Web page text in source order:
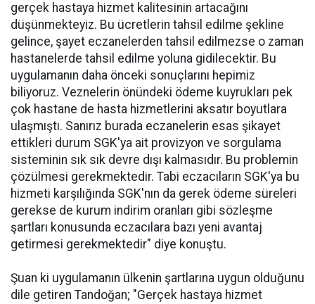
gerçek hastaya hizmet kalitesinin artacağını
düşünmekteyiz. Bu ücretlerin tahsil edilme şekline
gelince, şayet eczanelerden tahsil edilmezse o zaman
hastanelerde tahsil edilme yoluna gidilecektir. Bu
uygulamanın daha önceki sonuçlarını hepimiz
biliyoruz. Veznelerin önündeki ödeme kuyrukları pek
çok hastane de hasta hizmetlerini aksatır boyutlara
ulaşmıştı. Sanırız burada eczanelerin esas şikayet
ettikleri durum SGK'ya ait provizyon ve sorgulama
sisteminin sık sık devre dışı kalmasıdır. Bu problemin
çözülmesi gerekmektedir. Tabi eczacıların SGK'ya bu
hizmeti karşılığında SGK'nın da gerek ödeme süreleri
gerekse de kurum indirim oranları gibi sözleşme
şartları konusunda eczacılara bazı yeni avantaj
getirmesi gerekmektedir" diye konuştu.
Şuan ki uygulamanın ülkenin şartlarına uygun olduğunu
dile getiren Tandoğan; "Gerçek hastaya hizmet